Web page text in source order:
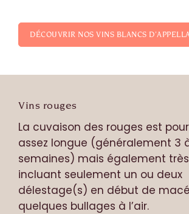
DÉCOUVRIR NOS VINS BLANCS
Vins rouges
La cuvaison des rouges est
assez longue (généralement 3
semaines) mais également
incluant seulement un ou deux
délestage(s) en début de
quelques bullages à l’air.